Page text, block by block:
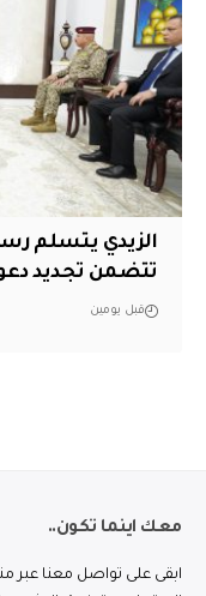
الزيدي يتسلم
تتضمن تجديد
قبل يومين
معك اينما تكون..
ابقى على تواصل معنا عبر